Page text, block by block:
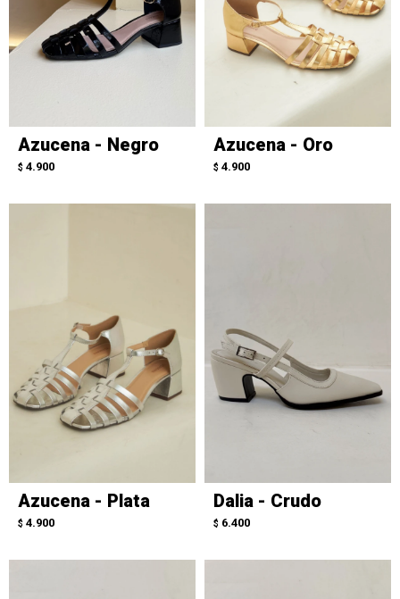
Azucena - Negro
$ 4.900
Azucena - Oro
$ 4.900
Azucena - Plata
$ 4.900
Dalia - Crudo
$ 6.400